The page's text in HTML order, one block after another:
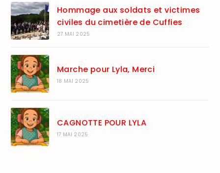
Hommage aux soldats et victimes
civiles du cimetière de Cuffies
27 MAI 2025
Marche pour Lyla, Merci
18 MAI 2025
CAGNOTTE POUR LYLA
17 MAI 2025